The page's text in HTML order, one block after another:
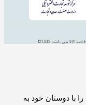
می باشد 1402©
با دوستان خود به